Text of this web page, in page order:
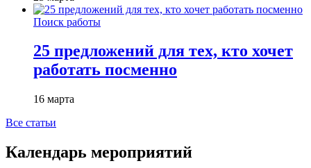
Поиск работы
25 предложений для тех, кто хочет
работать посменно
16 марта
Все статьи
Календарь мероприятий